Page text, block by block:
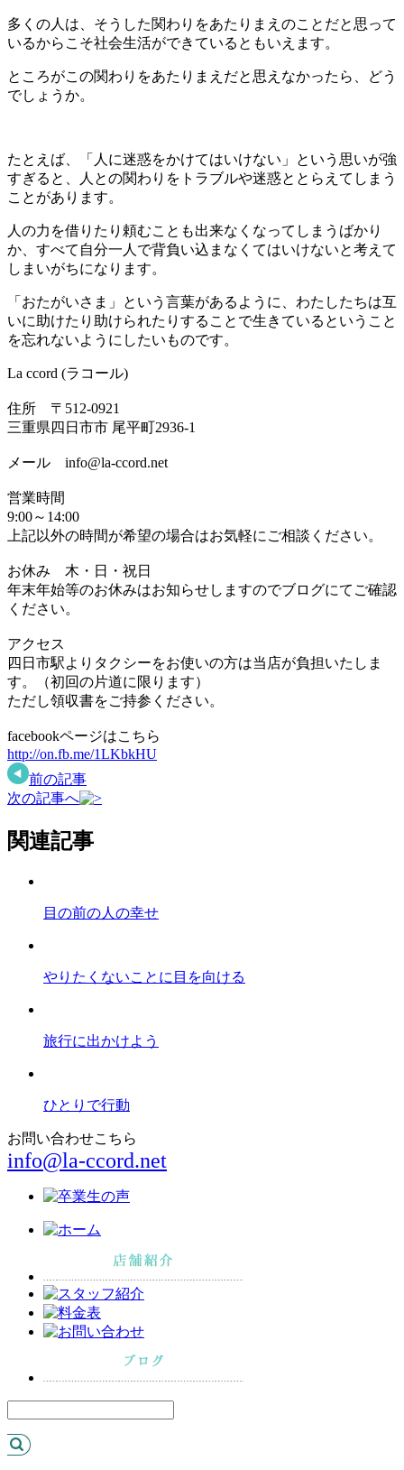
多くの人は、そうした関わりをあたりまえのことだと思って
いるからこそ社会生活ができているともいえます。
ところがこの関わりをあたりまえだと思えなかったら、どう
でしょうか。
たとえば、「人に迷惑をかけてはいけない」という思いが強
すぎると、人との関わりをトラブルや迷惑ととらえてしまう
ことがあります。
人の力を借りたり頼むことも出来なくなってしまうばかり
か、すべて自分一人で背負い込まなくてはいけないと考えて
しまいがちになります。
「おたがいさま」という言葉があるように、わたしたちは互
いに助けたり助けられたりすることで生きているということ
を忘れないようにしたいものです。
La ccord (ラコール)
住所 〒512-0921
三重県四日市市 尾平町2936-1
メール info@la-ccord.net
営業時間
9:00～14:00
上記以外の時間が希望の場合はお気軽にご相談ください。
お休み 木・日・祝日
年末年始等のお休みはお知らせしますのでブログにてご確認
ください。
アクセス
四日市駅よりタクシーをお使いの方は当店が負担いたしま
す。（初回の片道に限ります）
ただし領収書をご持参ください。
facebookページはこちら
http://on.fb.me/1LKbkHU
前の記事
次の記事へ
関連記事
目の前の人の幸せ
やりたくないことに目を向ける
旅行に出かけよう
ひとりで行動
お問い合わせこちら
info@la-ccord.net